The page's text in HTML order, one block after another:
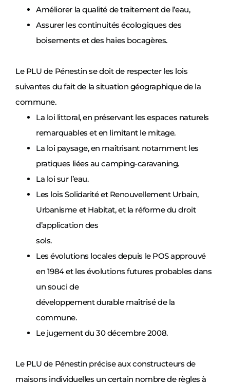
Améliorer la qualité de traitement de l’eau,
Assurer les continuités écologiques des
boisements et des haies bocagères.
Le PLU de Pénestin se doit de respecter les lois
suivantes du fait de la situation géographique de la
commune.
La loi littoral, en préservant les espaces naturels
remarquables et en limitant le mitage.
La loi paysage, en maîtrisant notamment les
pratiques liées au camping-caravaning.
La loi sur l’eau.
Les lois Solidarité et Renouvellement Urbain,
Urbanisme et Habitat, et la réforme du droit
d’application des
sols.
Les évolutions locales depuis le POS approuvé
en 1984 et les évolutions futures probables dans
un souci de
développement durable maîtrisé de la
commune.
Le jugement du 30 décembre 2008.
Le PLU de Pénestin précise aux constructeurs de
maisons individuelles un certain nombre de règles à